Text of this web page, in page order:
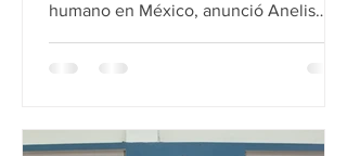
humano en México, anunció Anelis
Guadalupe acudió a la Ciudad de
Naciones Unidas para el Desarrollo